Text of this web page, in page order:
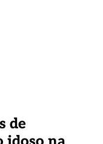
de